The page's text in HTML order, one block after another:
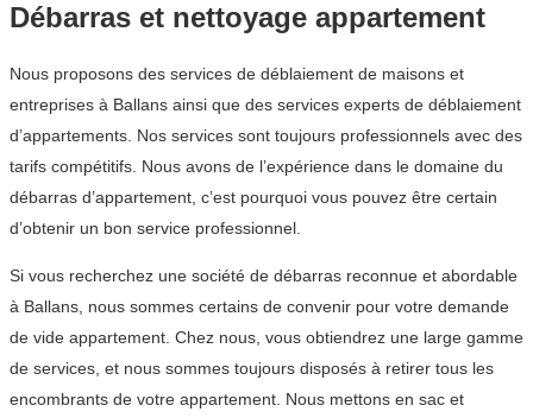
Débarras et nettoyage appartement
Nous proposons des services de déblaiement de maisons et
entreprises à Ballans ainsi que des services experts de déblaiement
d’appartements. Nos services sont toujours professionnels avec des
tarifs compétitifs. Nous avons de l’expérience dans le domaine du
débarras d’appartement, c’est pourquoi vous pouvez être certain
d’obtenir un bon service professionnel.
Si vous recherchez une société de débarras reconnue et abordable
à Ballans, nous sommes certains de convenir pour votre demande
de vide appartement. Chez nous, vous obtiendrez une large gamme
de services, et nous sommes toujours disposés à retirer tous les
encombrants de votre appartement. Nous mettons en sac et